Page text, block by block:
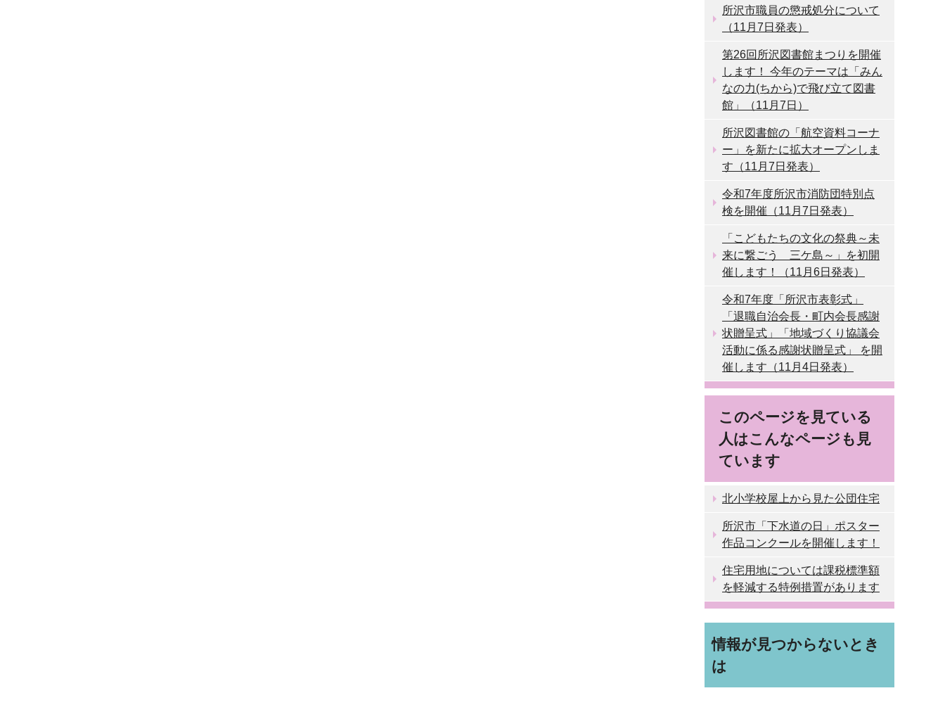
所沢市職員の懲戒処分について
（11月7日発表）
第26回所沢図書館まつりを開催
します！ 今年のテーマは「みん
なの力(ちから)で飛び立て図書
館」（11月7日）
所沢図書館の「航空資料コーナ
ー」を新たに拡大オープンしま
す（11月7日発表）
令和7年度所沢市消防団特別点
検を開催（11月7日発表）
「こどもたちの文化の祭典～未
来に繋ごう 三ケ島～」を初開
催します！（11月6日発表）
令和7年度「所沢市表彰式」
「退職自治会長・町内会長感謝
状贈呈式」「地域づくり協議会
活動に係る感謝状贈呈式」 を開
催します（11月4日発表）
このページを見ている
人はこんなページも見
ています
北小学校屋上から見た公団住宅
所沢市「下水道の日」ポスター
作品コンクールを開催します！
住宅用地については課税標準額
を軽減する特例措置があります
情報が見つからないとき
は